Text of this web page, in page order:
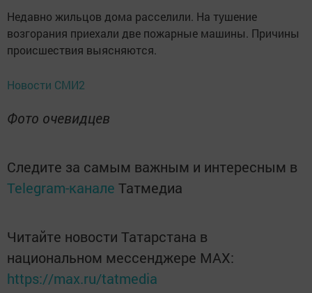
Недавно жильцов дома расселили. На тушение
возгорания приехали две пожарные машины. Причины
происшествия выясняются.
Новости СМИ2
Фото очевидцев
Следите за самым важным и интересным в
Telegram-канале Татмедиа
Читайте новости Татарстана в
национальном мессенджере MАХ:
https://max.ru/tatmedia